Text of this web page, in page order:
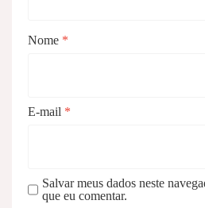
Nome *
E-mail *
Salvar meus dados neste
que eu comentar.